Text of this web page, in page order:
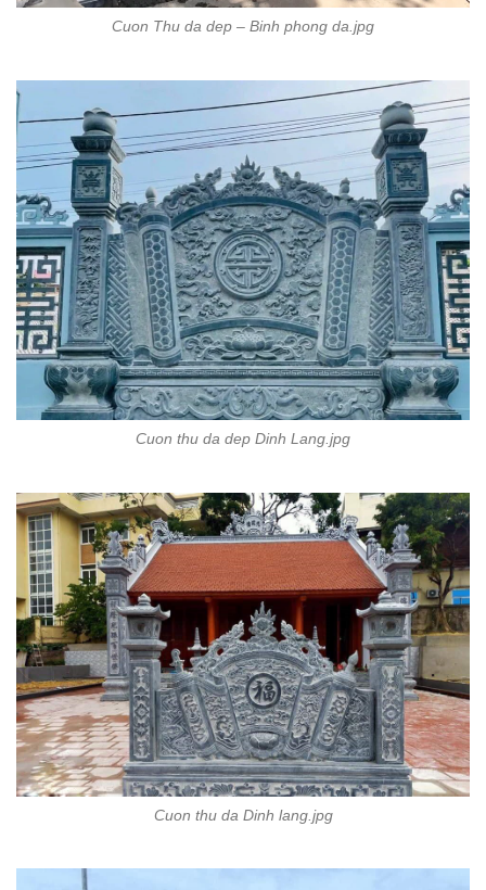
Cuon Thu da dep – Binh phong da.jpg
Cuon thu da dep Dinh Lang.jpg
Cuon thu da Dinh lang.jpg